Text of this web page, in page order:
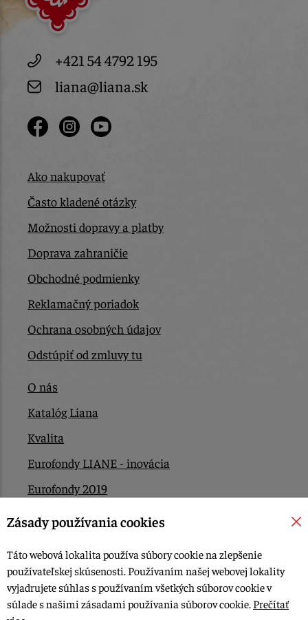
+421 54 4792 195
liana@liana.sk
Ako nakupovať
Často kladené otázky
Možnosti dopravy a platby
Doprava zahraničie
Obchodné podmienky
Reklamačný poriadok
Ochrana osobných údajov
Odstúpiť od zmluvy tu
O nás
Katalóg Liana
Kvalita
Eurofondy LIANE - inovácia
Eurofondy 2019
Eurofondy 2022/2023
Kontakt
© 2015-2026, LIANA GOLIAŠ s.r.o. všetky práva vyhradené.
Zásady používania cookies
Táto webová lokalita používa súbory cookie na zlepšenie
používateľskej skúsenosti. Používaním našej webovej lokality
vyjadrujete súhlas s používaním všetkých súborov cookie v
súlade s našimi zásadami používania súborov cookie. Prečítať